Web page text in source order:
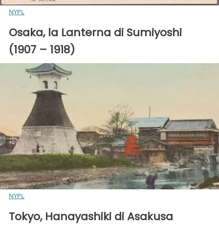
NYPL
Osaka, la Lanterna di Sumiyoshi
(1907 – 1918)
NYPL
Tokyo, Hanayashiki di Asakusa